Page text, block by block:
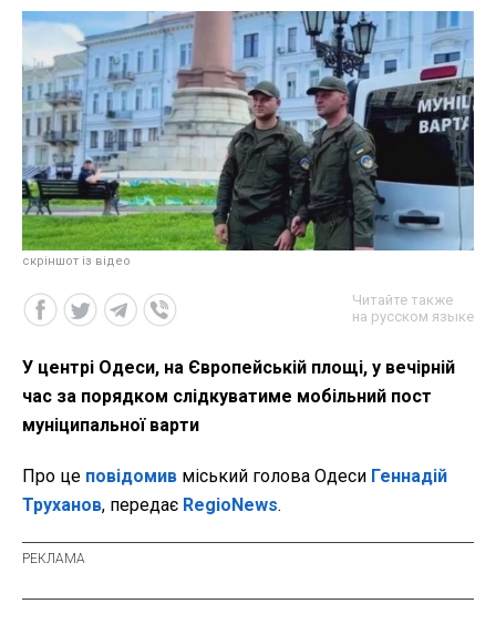
скріншот із відео
Читайте также
на русском языке
У центрі Одеси, на Європейській площі, у вечірній
час за порядком слідкуватиме мобільний пост
муніципальної варти
Про це повідомив міський голова Одеси Геннадій
Труханов, передає RegioNews.